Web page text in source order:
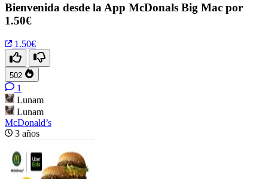
Bienvenida desde la App McDonals Big Mac por
1.50€
1.50€
502
1
Lunam
Lunam
McDonald’s
3 años